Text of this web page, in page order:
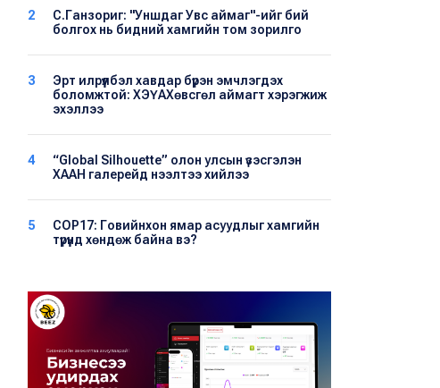
2
С.Ганзориг: "Уншдаг Увс аймаг"-ийг бий
болгох нь бидний хамгийн том зорилго
3
Эрт илрүүлбэл хавдар бүрэн эмчлэгдэх
боломжтой: ХЭҮА​Хөвсгөл аймагт хэрэгжиж
эхэллээ
4
“Global Silhouette” олон улсын үзэсгэлэн
ХААН галерейд нээлтээ хийлээ
5
COP17: Говийнхон ямар асуудлыг хамгийн
түрүүнд хөндөж байна вэ?